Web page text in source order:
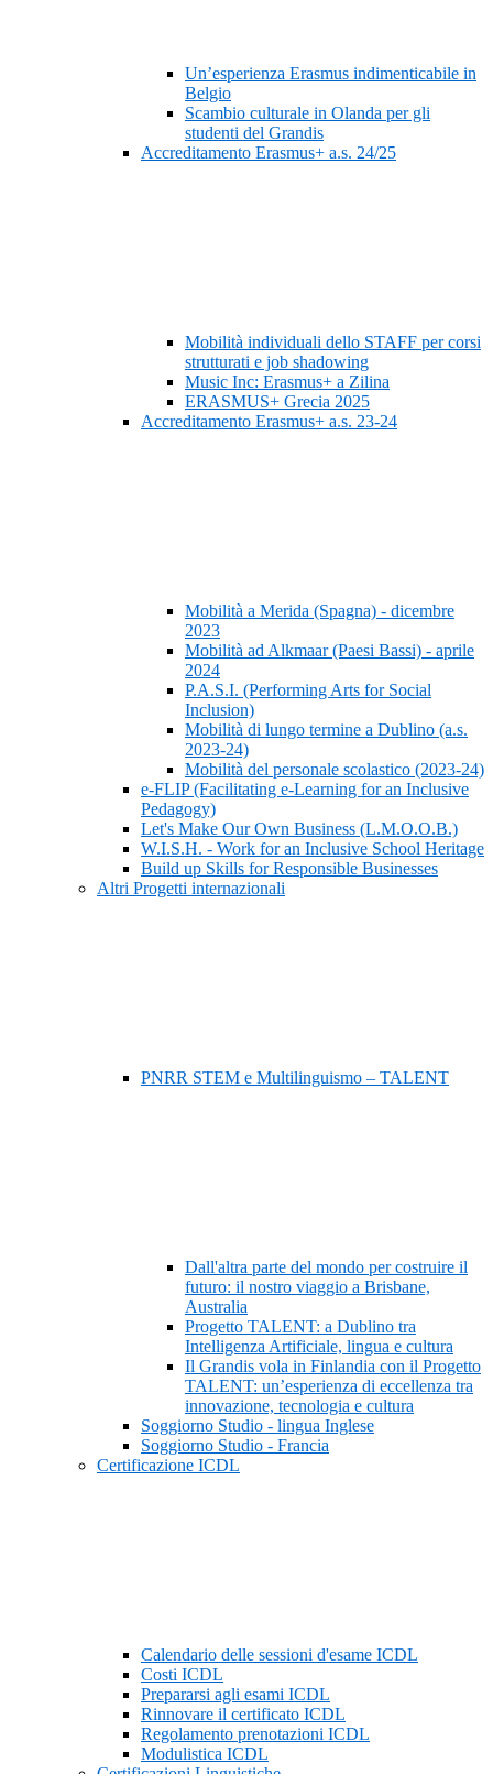
Un’esperienza Erasmus indimenticabile in
Belgio
Scambio culturale in Olanda per gli
studenti del Grandis
Accreditamento Erasmus+ a.s. 24/25
Mobilità individuali dello STAFF per corsi
strutturati e job shadowing
Music Inc: Erasmus+ a Zilina
ERASMUS+ Grecia 2025
Accreditamento Erasmus+ a.s. 23-24
Mobilità a Merida (Spagna) - dicembre
2023
Mobilità ad Alkmaar (Paesi Bassi) - aprile
2024
P.A.S.I. (Performing Arts for Social
Inclusion)
Mobilità di lungo termine a Dublino (a.s.
2023-24)
Mobilità del personale scolastico (2023-24)
e-FLIP (Facilitating e-Learning for an Inclusive
Pedagogy)
Let's Make Our Own Business (L.M.O.O.B.)
W.I.S.H. - Work for an Inclusive School Heritage
Build up Skills for Responsible Businesses
Altri Progetti internazionali
PNRR STEM e Multilinguismo – TALENT
Dall'altra parte del mondo per costruire il
futuro: il nostro viaggio a Brisbane,
Australia
Progetto TALENT: a Dublino tra
Intelligenza Artificiale, lingua e cultura
Il Grandis vola in Finlandia con il Progetto
TALENT: un’esperienza di eccellenza tra
innovazione, tecnologia e cultura
Soggiorno Studio - lingua Inglese
Soggiorno Studio - Francia
Certificazione ICDL
Calendario delle sessioni d'esame ICDL
Costi ICDL
Prepararsi agli esami ICDL
Rinnovare il certificato ICDL
Regolamento prenotazioni ICDL
Modulistica ICDL